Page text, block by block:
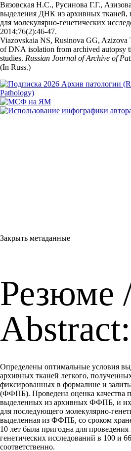
Вязовская Н.С., Русинова Г.Г.,
выделения ДНК из архивных тканей,
для молекулярно-генетических
2014;76(2):46‑47.
Viazovskaia NS, Rusinova GG, Azizova
of DNA isolation from archived autopsy
studies. Russian Journal of Archive of
(In Russ.)
Закрыть метаданные
Резюме
Abstract:
Определены оптимальные условия
архивных тканей легкого,
фиксированных в формалине и
(ФФПБ). Проведена оценка качества
выделенных из архивных ФФПБ, и их
для последующего молекулярно-
выделенная из ФФПБ, со сроком
10 лет была пригодна для
генетических исследований в 100 и
соответственно.